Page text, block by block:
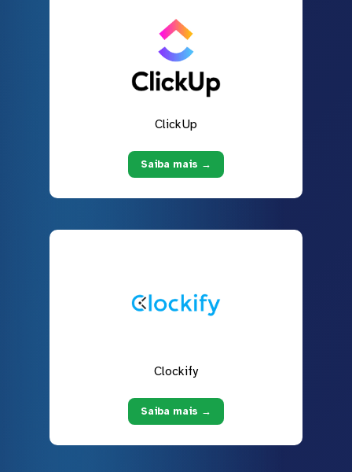
ClickUp
Saiba mais →
Clockify
Saiba mais →